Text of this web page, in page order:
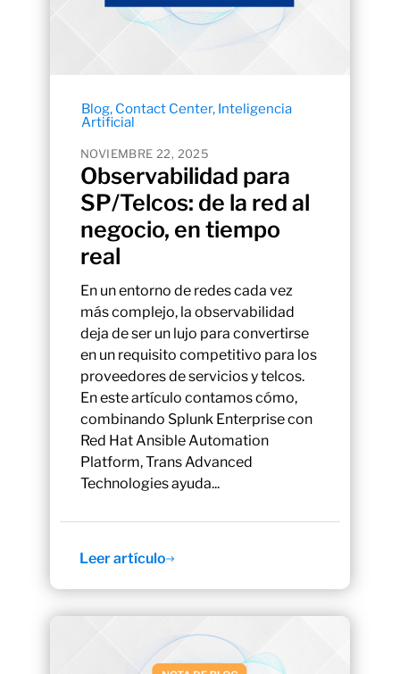
Blog, Contact Center, Inteligencia
Artificial
NOVIEMBRE 22, 2025
Observabilidad para
SP/Telcos: de la red al
negocio, en tiempo
real
En un entorno de redes cada vez
más complejo, la observabilidad
deja de ser un lujo para convertirse
en un requisito competitivo para los
proveedores de servicios y telcos.
En este artículo contamos cómo,
combinando Splunk Enterprise con
Red Hat Ansible Automation
Platform, Trans Advanced
Technologies ayuda...
Leer artículo